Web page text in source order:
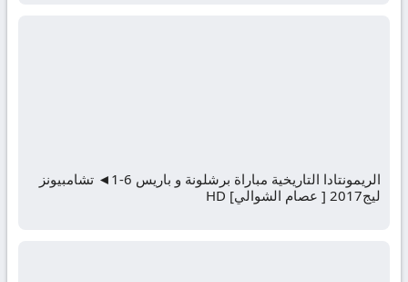
الريمونتادا التاريخية مباراة برشلونة و باريس 6-1◄ تشامبيونز
ليج2017 [ عصام الشوالي] HD